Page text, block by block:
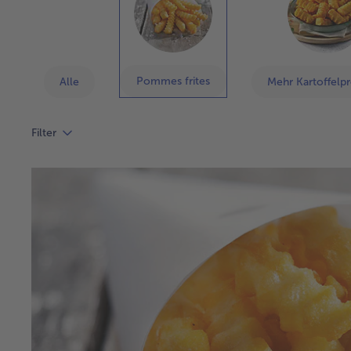
Alle Pommes frites Mehr
Filter